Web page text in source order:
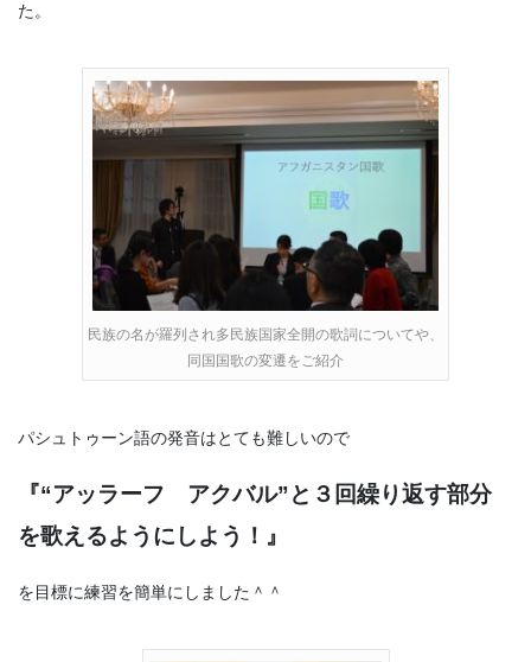
た。
民族の名が羅列され多民族国家全開の歌詞についてや、
同国国歌の変遷をご紹介
パシュトゥーン語の発音はとても難しいので
『“アッラーフ アクバル”と３回繰り返す部分
を歌えるようにしよう！』
を目標に練習を簡単にしました＾＾